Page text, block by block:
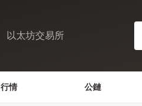
以太坊交易所
行情 公鏈